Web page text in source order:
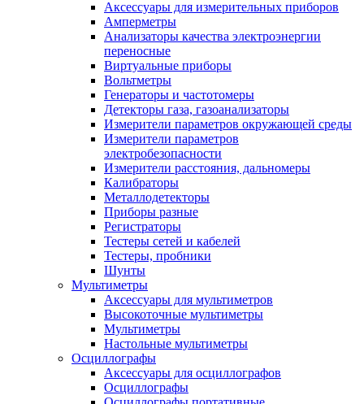
Аксессуары для измерительных приборов
Амперметры
Анализаторы качества электроэнергии
переносные
Виртуальные приборы
Вольтметры
Генераторы и частотомеры
Детекторы газа, газоанализаторы
Измерители параметров окружающей среды
Измерители параметров
электробезопасности
Измерители расстояния, дальномеры
Калибраторы
Металлодетекторы
Приборы разные
Регистраторы
Тестеры сетей и кабелей
Тестеры, пробники
Шунты
Мультиметры
Аксессуары для мультиметров
Высокоточные мультиметры
Мультиметры
Настольные мультиметры
Осциллографы
Аксессуары для осциллографов
Осциллографы